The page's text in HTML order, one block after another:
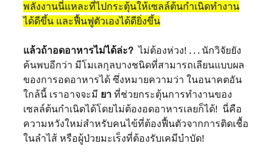
พลังงานนี่แหละที่ไปกระตุ้นให้เซลล์ต้นกำเนิดทำงาน
ได้ดีขึ้น และฟื้นฟูตัวเองได้ดียิ่งขึ้น
แล้วถ้าอดอาหารไม่ได้ล่ะ? ไม่ต้องห่วง! . . . นักวิจัยยัง
ค้นพบอีกว่า มีโมเลกุลบางชนิดที่สามารถเลียนแบบผล
ของการอดอาหารได้ ซึ่งหมายความว่า ในอนาคตอัน
ใกล้นี้ เราอาจจะมี ยา ที่ช่วยกระตุ้นการทำงานของ
เซลล์ต้นกำเนิดได้โดยไม่ต้องอดอาหารเลยก็ได้!  นี่คือ
ความหวังใหม่สำหรับคนไข้ที่ต้องฟื้นตัวจากการติดเชื้อ
ในลำไส้ หรือผู้ป่วยมะเร็งที่ต้องรับเคมีบำบัด!